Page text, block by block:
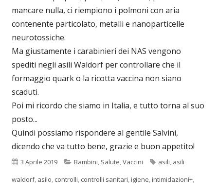
mancare nulla, ci riempiono i polmoni con aria
contenente particolato, metalli e nanoparticelle
neurotossiche.
Ma giustamente i carabinieri dei NAS vengono
spediti negli asili Waldorf per controllare che il
formaggio quark o la ricotta vaccina non siano
scaduti.
Poi mi ricordo che siamo in Italia, e tutto torna al suo
posto...
Quindi possiamo rispondere al gentile Salvini,
dicendo che va tutto bene, grazie e buon appetito!
Pubblicato
3 Aprile 2019 Categorie
Bambini, Salute,Vaccini Tag
asili, asili
waldorf, asilo, controlli, controlli sanitari,igiene,intimidazioni+,